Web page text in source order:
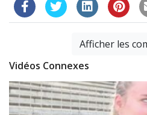
Afficher les
Vidéos Connexes